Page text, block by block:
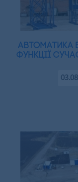
Автоматика
функції